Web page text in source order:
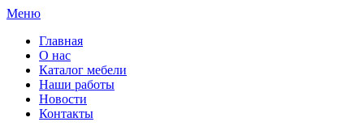
Меню
Главная
О нас
Каталог мебели
Наши работы
Новости
Контакты